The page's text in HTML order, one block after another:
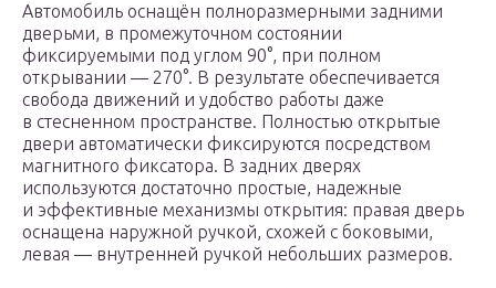
Автомобиль оснащён полноразмерными задними
дверьми, в промежуточном состоянии
фиксируемыми под углом 90°, при полном
открывании — 270°. В результате обеспечивается
свобода движений и удобство работы даже
в стесненном пространстве. Полностью открытые
двери автоматически фиксируются посредством
магнитного фиксатора. В задних дверях
используются достаточно простые, надежные
и эффективные механизмы открытия: правая дверь
оснащена наружной ручкой, схожей с боковыми,
левая — внутренней ручкой небольших размеров.